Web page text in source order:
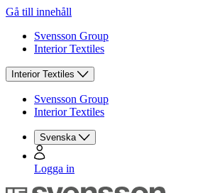
Gå till innehåll
Svensson Group
Interior Textiles
Interior Textiles
Svensson Group
Interior Textiles
Svenska
Logga in